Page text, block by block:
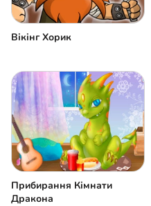
Вікінг Хорик
Прибирання Кімнати
Дракона